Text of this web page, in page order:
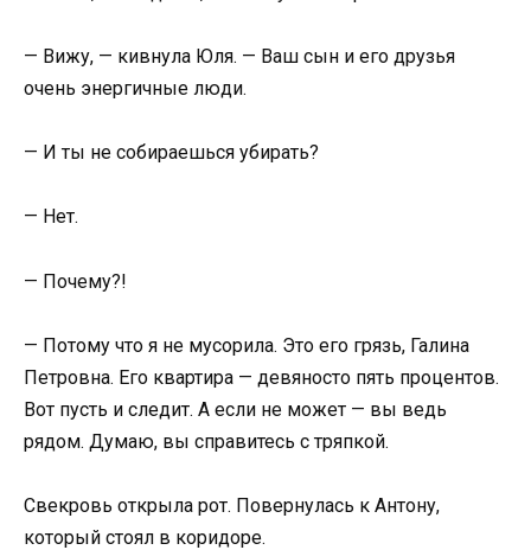
— Вижу, — кивнула Юля. — Ваш сын и его друзья
очень энергичные люди.
— И ты не собираешься убирать?
— Нет.
— Почему?!
— Потому что я не мусорила. Это его грязь, Галина
Петровна. Его квартира — девяносто пять процентов.
Вот пусть и следит. А если не может — вы ведь
рядом. Думаю, вы справитесь с тряпкой.
Свекровь открыла рот. Повернулась к Антону,
который стоял в коридоре.